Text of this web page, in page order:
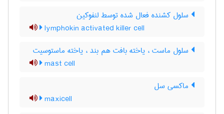
سلول کشنده فعال شده توسط لنفوکین
lymphokin activated killer cell
سلول ماست ، یاخته بافت هم بند ، یاخته ماستوسیت
mast cell
ماکسی سل
maxicell